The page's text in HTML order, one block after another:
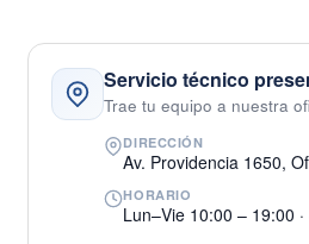
Servicio técnico
Trae tu equipo a nuestra
DIRECCIÓN
Av. Providencia 1650,
HORARIO
Lun–Vie 10:00 – 19:00